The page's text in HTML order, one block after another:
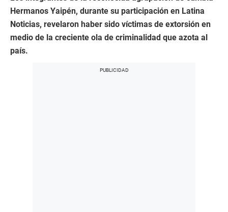
Hermanos Yaipén, durante su participación en Latina
Noticias, revelaron haber sido víctimas de extorsión en
medio de la creciente ola de criminalidad que azota al
país.